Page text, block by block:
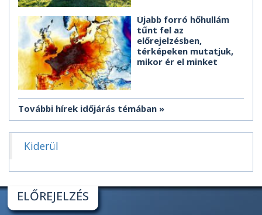
Újabb forró hőhullám
tűnt fel az
előrejelzésben,
térképeken mutatjuk,
mikor ér el minket
További hírek időjárás témában
Kiderül
ELŐREJELZÉS